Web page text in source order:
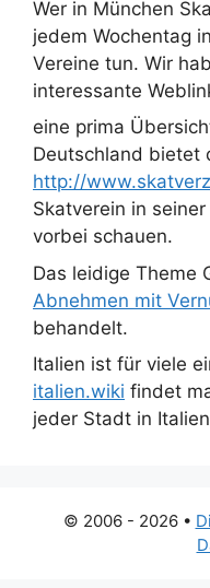
Wer in München
jedem Wochentag
Vereine tun. Wir
interessante
eine prima
Deutschland bietet
http://
Skatverein in
vorbei schauen.
Das leidige Theme
Abnehmen mit
behandelt.
Italien ist für viele
italien.wiki findet
jeder Stadt in
© 2006 - 2026 •